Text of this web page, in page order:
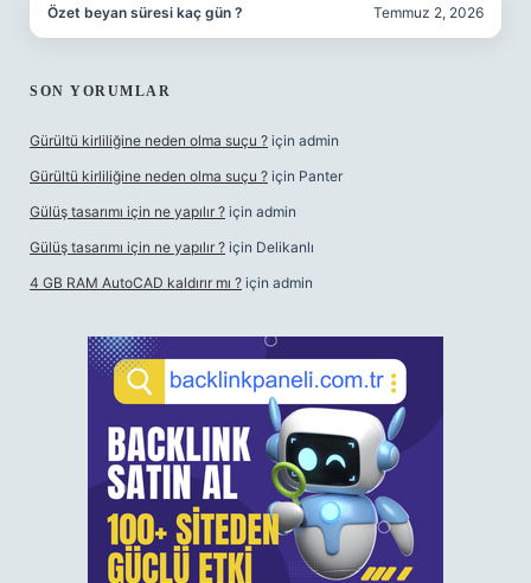
Özet beyan süresi kaç gün ? Temmuz 2, 2026
SON YORUMLAR
Gürültü kirliliğine neden olma suçu ? için admin
Gürültü kirliliğine neden olma suçu ? için Panter
Gülüş tasarımı için ne yapılır ? için admin
Gülüş tasarımı için ne yapılır ? için Delikanlı
4 GB RAM AutoCAD kaldırır mı ? için admin